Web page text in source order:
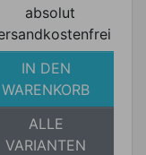
absolut
IN DEN
WARENKORB
ALLE
VARIANTEN